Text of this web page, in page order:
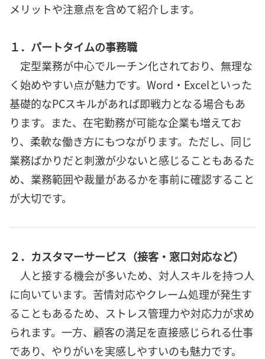
メリットや注意点を含めて紹介します。
１．パートタイムの事務職
定型業務が中心でルーチン化されており、無理な
く始めやすい点が魅力です。Word・Excelといった
基礎的なPCスキルがあれば即戦力となる場合もあ
ります。また、在宅勤務が可能な企業も増えてお
り、柔軟な働き方にもつながります。ただし、同じ
業務ばかりだと刺激が少ないと感じることもあるた
め、業務範囲や裁量があるかを事前に確認すること
が大切です。
２．カスタマーサービス（接客・窓口対応など）
人と接する機会が多いため、対人スキルを持つ人
に向いています。苦情対応やクレーム処理が発生す
ることもあるため、ストレス管理力や対応力が求め
られます。一方、顧客の満足を直接感じられる仕事
であり、やりがいを実感しやすいのも魅力です。